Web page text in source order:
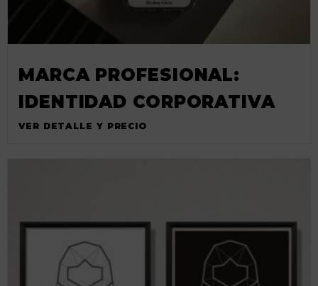
MARCA PROFESIONAL:
IDENTIDAD CORPORATIVA
VER DETALLE Y PRECIO